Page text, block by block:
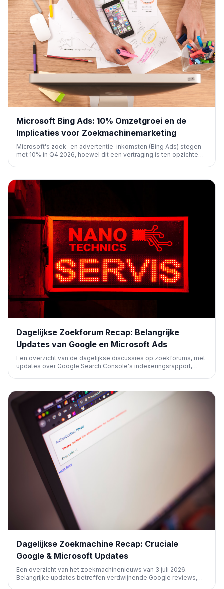
Microsoft Bing Ads: 10% Omzetgroei en de
Implicaties voor Zoekmachinemarketing
Microsoft's zoek- en advertentie-inkomsten (Bing Ads) stegen
met 10% in Q4 2026, hoewel dit een vertraging is ten opzichte
verwachtingen overtrof.
Dagelijkse Zoekforum Recap: Belangrijke
Updates van Google en Microsoft Ads
Een overzicht van de dagelijkse discussies op zoekforums, met
updates over Google Search Console's indexeringsrapport,
Preview Hub voor PMax-campagnes. Ook beleidswijzigingen
voor sociale casinospellen.
Dagelijkse Zoekmachine Recap: Cruciale
Google & Microsoft Updates
Een overzicht van het zoekmachinenieuws van 3 juli 2026.
Belangrijke updates betreffen verdwijnende Google reviews,